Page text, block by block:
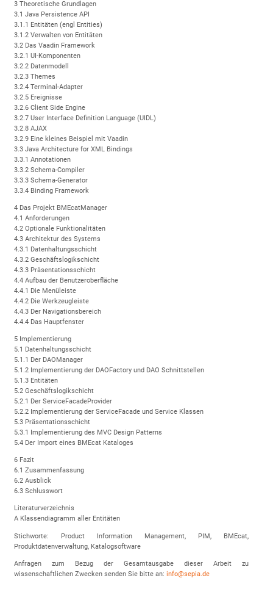
3 Theoretische Grundlagen
3.1 Java Persistence API
3.1.1 Entitäten (engl Entities)
3.1.2 Verwalten von Entitäten
3.2 Das Vaadin Framework
3.2.1 UI-Komponenten
3.2.2 Datenmodell
3.2.3 Themes
3.2.4 Terminal-Adapter
3.2.5 Ereignisse
3.2.6 Client Side Engine
3.2.7 User Interface Definition Language (UIDL)
3.2.8 AJAX
3.2.9 Eine kleines Beispiel mit Vaadin
3.3 Java Architecture for XML Bindings
3.3.1 Annotationen
3.3.2 Schema-Compiler
3.3.3 Schema-Generator
3.3.4 Binding Framework
4 Das Projekt BMEcatManager
4.1 Anforderungen
4.2 Optionale Funktionalitäten
4.3 Architektur des Systems
4.3.1 Datenhaltungsschicht
4.3.2 Geschäftslogikschicht
4.3.3 Präsentationsschicht
4.4 Aufbau der Benutzeroberfläche
4.4.1 Die Menüleiste
4.4.2 Die Werkzeugleiste
4.4.3 Der Navigationsbereich
4.4.4 Das Hauptfenster
5 Implementierung
5.1 Datenhaltungsschicht
5.1.1 Der DAOManager
5.1.2 Implementierung der DAOFactory und DAO Schnittstellen
5.1.3 Entitäten
5.2 Geschäftslogikschicht
5.2.1 Der ServiceFacadeProvider
5.2.2 Implementierung der ServiceFacade und Service Klassen
5.3 Präsentationsschicht
5.3.1 Implementierung des MVC Design Patterns
5.4 Der Import eines BMEcat Kataloges
6 Fazit
6.1 Zusammenfassung
6.2 Ausblick
6.3 Schlusswort
Literaturverzeichnis
A Klassendiagramm aller Entitäten
Stichworte: Product Information Management, PIM, BMEcat,
Produktdatenverwaltung, Katalogsoftware
Anfragen zum Bezug der Gesamtausgabe dieser Arbeit zu
wissenschaftlichen Zwecken senden Sie bitte an: info@sepia.de